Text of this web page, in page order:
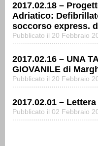
2017.02.18 –
Adriatico:
soccorso express.
Pubblicato il 20 Febbraio
2017.02.16 – UNA
GIOVANILE di
Pubblicato il 20 Febbraio
2017.02.01 –
Pubblicato il 02 Febbraio